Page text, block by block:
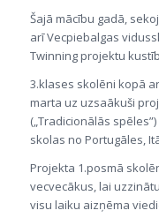
Šajā mācību gadā,
arī Vecpiebalgas
Twinning projektu
3.klases skolēni kopā
marta uz uzsaākuši
(„Tradicionālās
skolas no Portugāles,
Projekta 1.posmā
vecvecākus, lai
visu laiku aizņēma